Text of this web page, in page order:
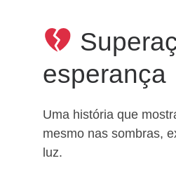
esperança
Uma história que
mesmo nas sombras,
luz.